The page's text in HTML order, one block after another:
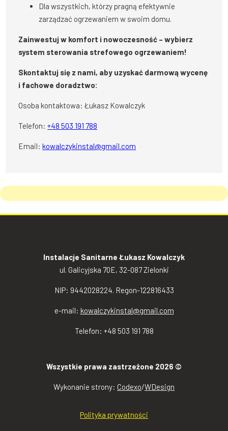
Dla wszystkich, którzy pragną efektywnie
zarządzać ogrzewaniem w swoim domu.
Zainwestuj w komfort i nowoczesność – wybierz
system sterowania strefowego ogrzewaniem!
Skontaktuj się z nami, aby uzyskać darmową wycenę
i fachowe doradztwo:
Osoba kontaktowa: Łukasz Kowalczyk
Telefon:+48 503 191 788
Email:kowalczykinstal@gmail.com
Instalacje Sanitarne Łukasz Kowalczyk
ul. Galicyjska 70E, 32-087 Zielonki
NIP: 9442028224. Regon-122816433
e-mail: kowalczykinstal@gmail.com
Telefon: +48 503 191 788
Wszystkie prawa zastrzeżone 2026 ©
Wykonanie strony: Codexo/WDesign
Polityka prywatności